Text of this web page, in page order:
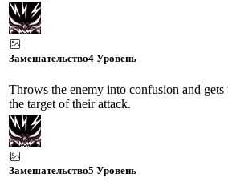
Замешательство4 Уровень
Throws the enemy into confusion and gets
the target of their attack.
Замешательство5 Уровень